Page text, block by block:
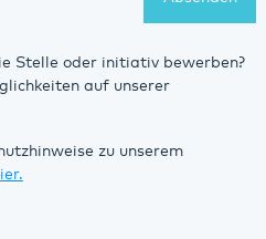
Stelle oder initiativ bewerben?
auf unserer
zu unserem